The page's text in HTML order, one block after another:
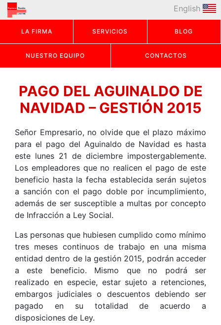
LA FIRMA SERVICIOS BLOG
NUESTRO EQUIPO CONTACTOS
English
PAGO DEL AGUINALDO DE
NAVIDAD – GESTIÓN 2015
Señor Empresario, no olvide que el plazo máximo
para el pago del Aguinaldo de Navidad es hasta
este lunes 21 de diciembre impostergablemente.
Los empleadores que no realicen el pago de este
beneficio hasta la fecha establecida serán sujetos
a sanción con el pago doble por incumplimiento,
además de ser susceptible a multas por concepto
de Infracción a Ley Social.
Las personas que hubiesen cumplido como mínimo
tres meses continuos de trabajo en una misma
entidad dentro de la gestión 2015, podrán acceder
a este beneficio. Mismo que no podrá ser
realizado en especie, estar sujeto a retenciones,
embargos judiciales o descuentos debiendo ser
pagado en su totalidad de acuerdo a
disposiciones de Ley.